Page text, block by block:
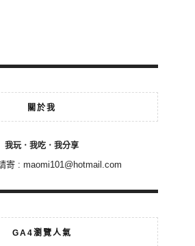
關於我
我玩．我吃．我分享
寄 : maomi101@hotmail.com
GA4瀏覽人氣